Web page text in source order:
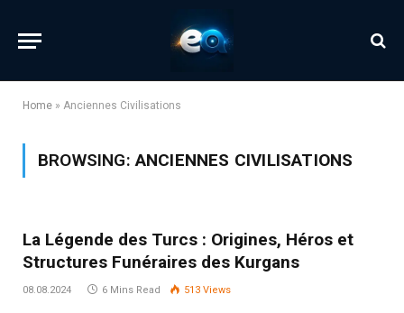
Home » Anciennes Civilisations
BROWSING:ANCIENNES CIVILISATIONS
La Légende des Turcs : Origines, Héros et
Structures Funéraires des Kurgans
08.08.2024 6 Mins Read 513 Views